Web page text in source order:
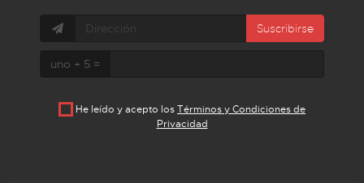
Suscribirse
uno + 5 =
He leído y acepto losTérminos y Condiciones de
Privacidad